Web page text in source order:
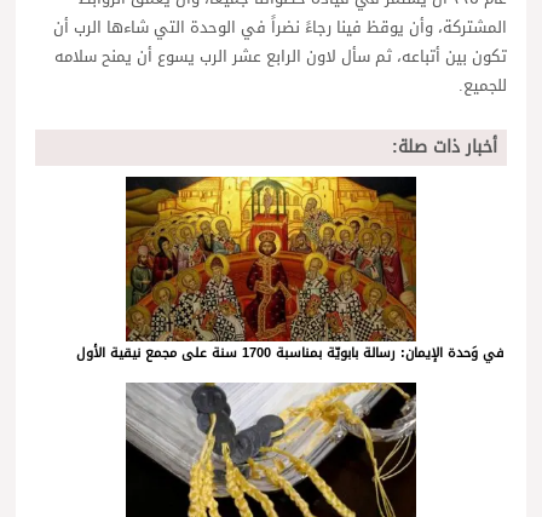
المشتركة، وأن يوقظ فينا رجاءً نضراً في الوحدة التي شاءها الرب أن
تكون بين أتباعه، ثم سأل لاون الرابع عشر الرب يسوع أن يمنح سلامه
للجميع.
أخبار ذات صلة:
في وَحدة الإيمان: رسالة بابويّة بمناسبة 1700 سنة على مجمع نيقية الأول